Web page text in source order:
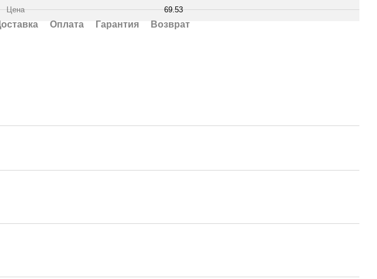
Цена 69.53
Оплата Гарантия Возврат